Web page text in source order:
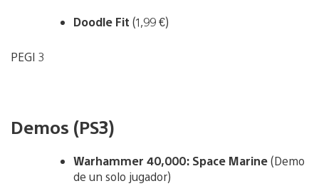
Doodle Fit (1,99 €)
PEGI 3
Demos (PS3)
Warhammer 40,000: Space Marine(Demo
de un solo jugador)